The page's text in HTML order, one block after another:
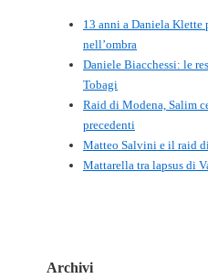
13 anni a Daniela Klette
nell’ombra
Daniele Biacchessi: le
Tobagi
Raid di Modena, Salim
precedenti
Matteo Salvini e il raid
Mattarella tra lapsus di
Archivi